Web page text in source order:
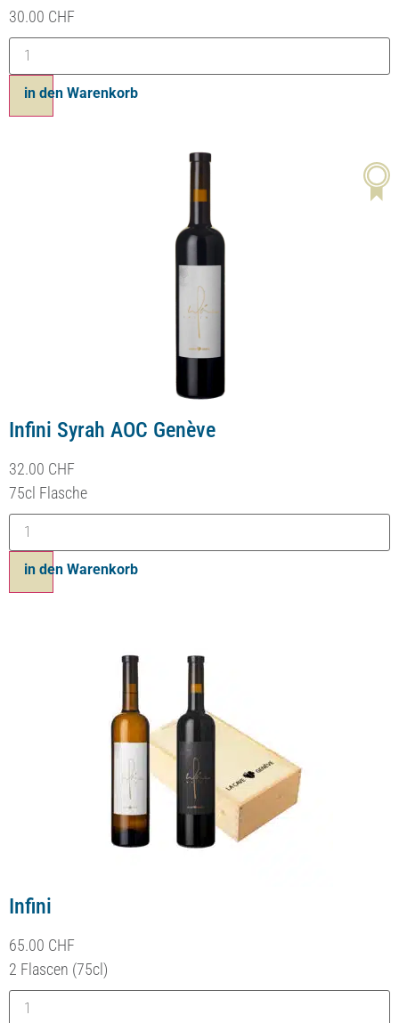
30.00 CHF
in den Warenkorb
Infini Syrah AOC Genève
32.00 CHF
75cl Flasche
in den Warenkorb
Infini
65.00 CHF
2 Flascen (75cl)